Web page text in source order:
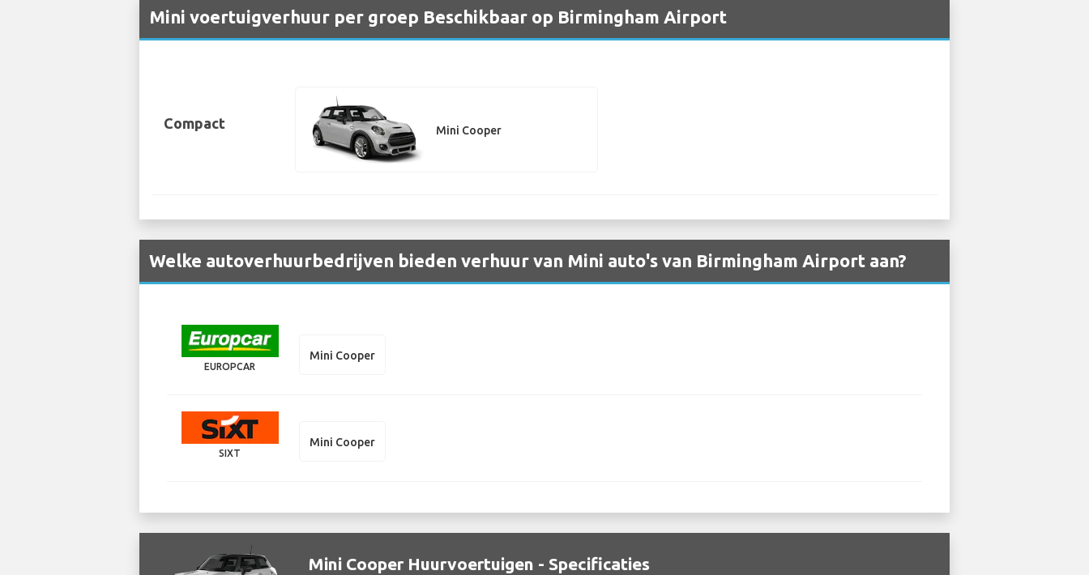
Mini voertuigverhuur per groep Beschikbaar op Birmingham Airport
Compact Mini Cooper
Welke autoverhuurbedrijven bieden verhuur van Mini auto's van Birmingham Airport aan?
EUROPCAR
Mini Cooper
SIXT
Mini Cooper
Mini Cooper Huurvoertuigen - Specificaties